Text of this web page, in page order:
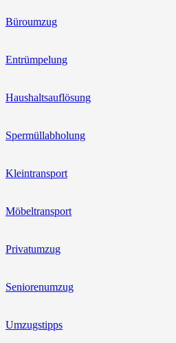
Büroumzug
Entrümpelung
Haushaltsauflösung
Spermüllabholung
Kleintransport
Möbeltransport
Privatumzug
Seniorenumzug
Umzugstipps